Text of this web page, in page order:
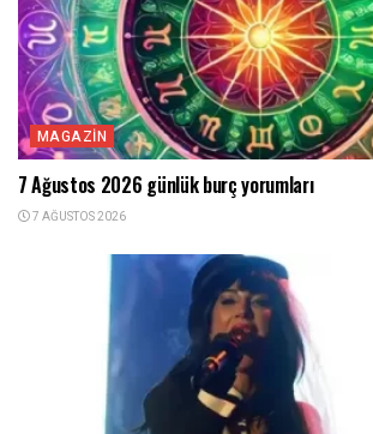
MAGAZIN
7 Ağustos 2026 günlük burç yorumları
7 AĞUSTOS 2026